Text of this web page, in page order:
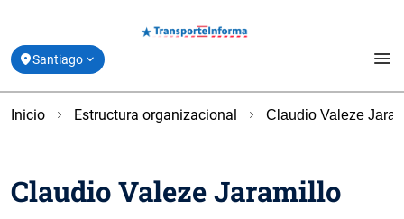
Santiago menu
Estado de Movilidad y Vías Reversibles
Derribando Mitos
location_onValparaíso
Inicio Estructura organizacional Claudio Valeze
Claudio Valeze Jaramillo